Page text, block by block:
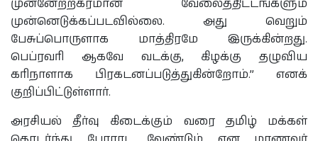
முன்னேற்றகரமான வேலைத்திட்டங்களும்
முன்னெடுக்கப்படவில்லை. அது வெறும்
பேசுப்பொருளாக மாத்திரமே இருக்கின்றது.
பெப்ரவரி ஆகவே வடக்கு, கிழக்கு தழுவிய
கரிநாளாக பிரகடனப்படுத்துகின்றோம்.” எனக்
குறிப்பிட்டுள்ளார்.
அரசியல் தீர்வு கிடைக்கும் வரை தமிழ் மக்கள்